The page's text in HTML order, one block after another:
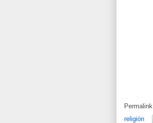
Permalink
religión